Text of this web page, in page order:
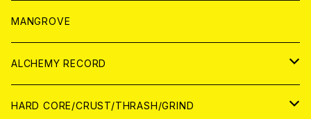
WORLD
アパレル
PATCH
アナログ
MANGROVE
ALCHEMY RECORD
CD
HARD CORE/CRUST/THRASH/GRIND